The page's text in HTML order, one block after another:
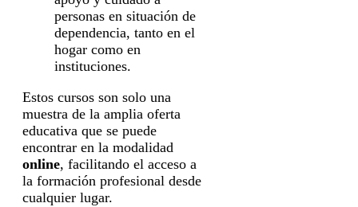
personas en situación de
dependencia, tanto en el
hogar como en
instituciones.
Estos cursos son solo una
muestra de la amplia oferta
educativa que se puede
encontrar en la modalidad
online, facilitando el acceso a
la formación profesional desde
cualquier lugar.